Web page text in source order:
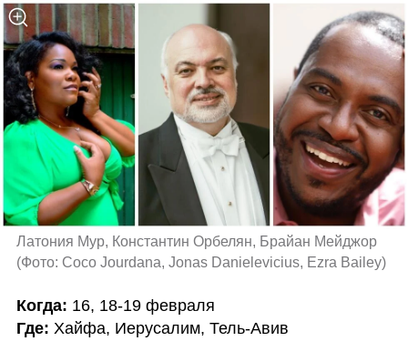
Латония Мур, Константин Орбелян, Брайан Мейджор
(Фото: Coco Jourdana, Jonas Danielevicius, Ezra Bailey)
Когда:
Где: